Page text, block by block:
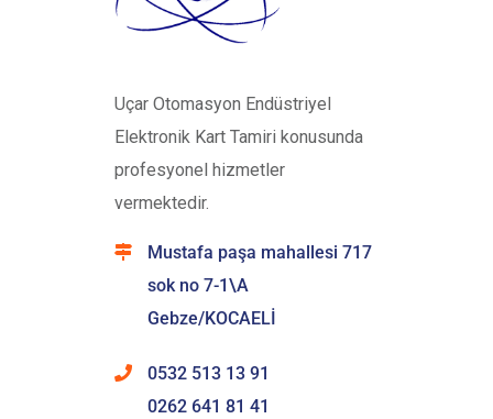
Uçar Otomasyon Endüstriyel
Elektronik Kart Tamiri konusunda
profesyonel hizmetler
vermektedir.
Mustafa paşa mahallesi 717
sok no 7-1\A
Gebze/KOCAELİ
0532 513 13 91
0262 641 81 41